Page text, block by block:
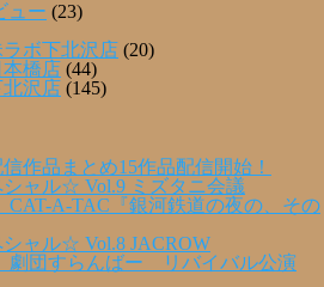
ュー (23)
ボ下北沢店 (20)
本橋店 (44)
北沢店 (145)
信作品まとめ15作品配信開始！
ャル☆ Vol.9 ミズタニ会議
CAT-A-TAC『銀河鉄道の夜の、その
ャル☆ Vol.8 JACROW
劇団すらんばー リバイバル公演